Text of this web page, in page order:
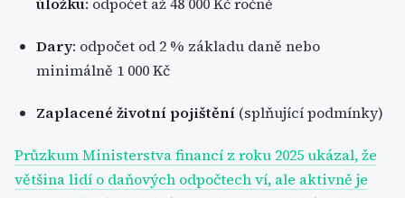
Dary: odpočet od 2 % základu daně nebo
minimálně 1 000 Kč
Zaplacené životní pojištění (splňující podmínky)
Průzkum Ministerstva financí z roku 2025 ukázal, že
většina lidí o daňových odpočtech ví, ale aktivně je